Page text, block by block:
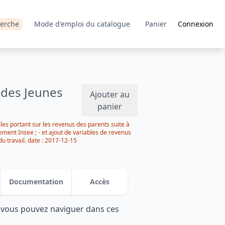
Mode d'emploi du catalogue Panier Connexion
Jeunes
Ajouter au
panier
portant sur les revenus des parents suite à
Insee ; - et ajout de variables de revenus
travail. date : 2017-12-15
Documentation Accès
pouvez naviguer dans ces